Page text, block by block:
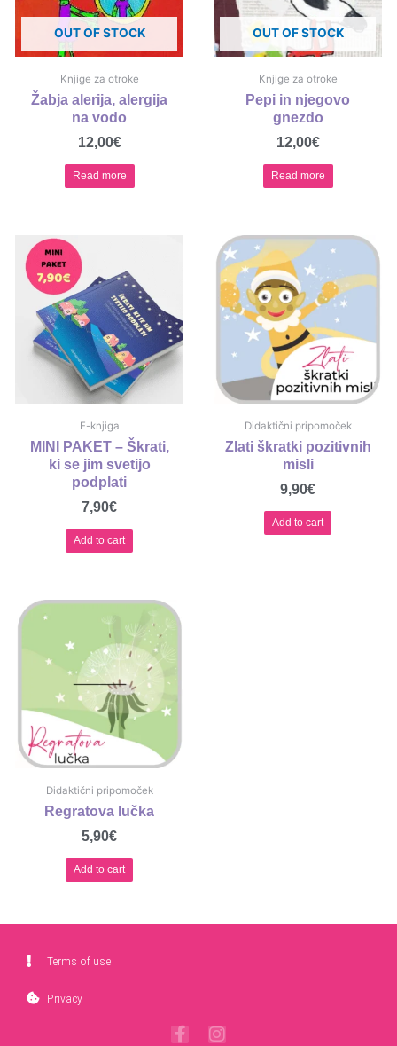
OUT OF STOCK
Knjige za otroke
Žabja alerija, alergija
na vodo
12,00€
Read more
OUT OF STOCK
Knjige za otroke
Pepi in njegovo
gnezdo
12,00€
Read more
E-knjiga
MINI PAKET – Škrati,
ki se jim svetijo
podplati
7,90€
Add to cart
Didaktični pripomoček
Zlati škratki pozitivnih
misli
9,90€
Add to cart
Didaktični pripomoček
Regratova lučka
5,90€
Add to cart
Terms of use
Privacy
F
I